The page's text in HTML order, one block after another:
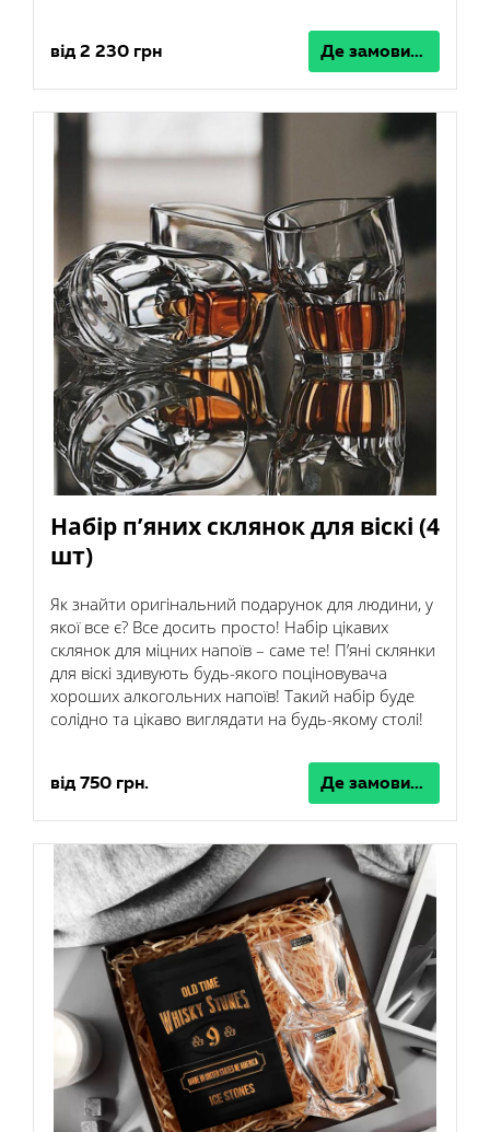
від 2 230 грн Де замовити
Набір п’яних склянок для віскі (4
шт)
Як знайти оригінальний подарунок для людини, у
якої все є? Все досить просто! Набір цікавих
склянок для міцних напоїв – саме те! П’яні склянки
для віскі здивують будь-якого поціновувача
хороших алкогольних напоїв! Такий набір буде
солідно та цікаво виглядати на будь-якому столі!
від 750 грн. Де замовити